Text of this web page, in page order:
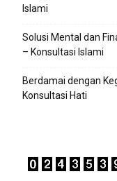
Islami
Solusi Mental dan
– Konsultasi Islami
Berdamai dengan
Konsultasi Hati